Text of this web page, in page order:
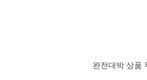
완전대박 상품